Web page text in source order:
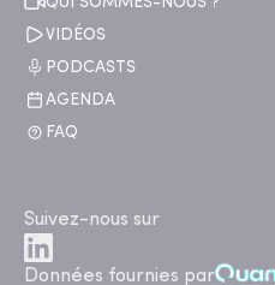
VIDÉOS
PODCASTS
AGENDA
FAQ
Suivez-nous sur
Données fournies par